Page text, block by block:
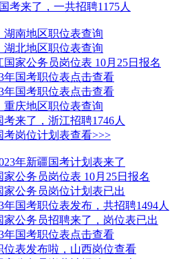
考来了，一共招聘1175人
湖南地区职位表查询
湖北地区职位表查询
国家公务员岗位表 10月25日报名
年国考职位表点击查看
年国考职位表点击查看
重庆地区职位表查询
考来了，浙江招聘1746人
考岗位计划表查看>>>
年新疆国考计划表来了
家公务员岗位表 10月25日报名
家公务员岗位计划表已出
年国考职位表发布，共招聘1494人
家公务员招聘来了，岗位表已出
年国考职位表点击查看
位表发布啦，山西岗位查看